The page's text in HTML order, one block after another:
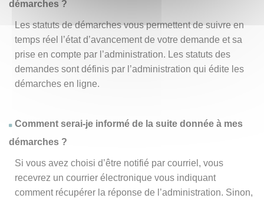
démarches ?
Les statuts de démarches vous permettent de suivre en
temps réel l’état d’avancement de votre demande et sa
prise en compte par l’administration. Les statuts des
demandes sont définis par l’administration qui édite les
démarches en ligne.
Comment serai-je informé de la suite donnée à mes
démarches ?
Si vous avez choisi d’être notifié par courriel, vous
recevrez un courrier électronique vous indiquant
comment récupérer la réponse de l’administration. Sinon,